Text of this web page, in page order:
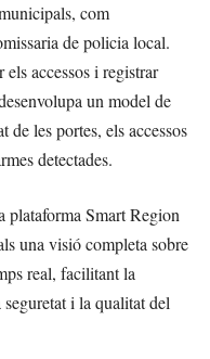
com
de policia local.
accessos i registrar
un model de
de les portes, els accessos
detectades.
plataforma Smart Region
una visió completa sobre
real, facilitant la
i la qualitat del